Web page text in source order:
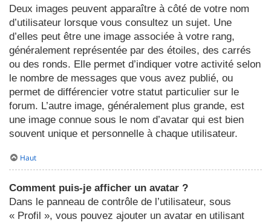
Deux images peuvent apparaître à côté de votre nom
d’utilisateur lorsque vous consultez un sujet. Une
d’elles peut être une image associée à votre rang,
généralement représentée par des étoiles, des carrés
ou des ronds. Elle permet d’indiquer votre activité selon
le nombre de messages que vous avez publié, ou
permet de différencier votre statut particulier sur le
forum. L’autre image, généralement plus grande, est
une image connue sous le nom d’avatar qui est bien
souvent unique et personnelle à chaque utilisateur.
Haut
Comment puis-je afficher un avatar ?
Dans le panneau de contrôle de l’utilisateur, sous
« Profil », vous pouvez ajouter un avatar en utilisant